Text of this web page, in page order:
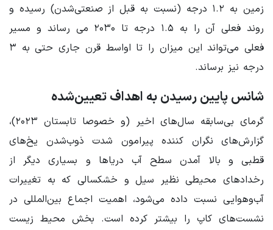
زمین به ۱.۲ درجه (نسبت به قبل از صنعتی‌شدن) رسیده و
روند فعلی آن را به ۱.۵ درجه تا ۲۰۳۰ می رساند و مسیر
فعلی می‌تواند این میزان را تا اواسط قرن جاری حتی به ۳
درجه نیز برساند.
شانس پایین رسیدن به اهداف تعیین‌شده
گرمای بی‌سابقه سال‌های اخیر (و خصوصا تابستان ۲۰۲۳)،
گزارش‌های نگران کننده پیرامون شدت ذوب‌شدن یخ‌های
قطبی و بالا آمدن سطح آب دریاها و بسیاری دیگر از
رخدادهای محیطی نظیر سیل و خشکسالی که به تغییرات
آب‌وهوایی نسبت داده می‌شود، اهمیت اجماع بین‌المللی در
نشست‌های کاپ را بیشتر کرده است. بخش محیط زیست